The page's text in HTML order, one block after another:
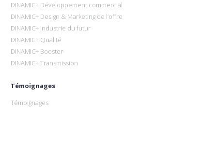
DINAMIC+ Développement commercial
DINAMIC+ Design & Marketing de l’offre
DINAMIC+ Industrie du futur
DINAMIC+ Qualité
DINAMIC+ Booster
DINAMIC+ Transmission
Témoignages
Témoignages